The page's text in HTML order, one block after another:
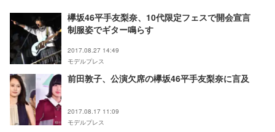
欅坂46平手友梨奈、10代限定フェスで開会宣言
制服姿でギター鳴らす
2017.08.27 14:49
モデルプレス
前田敦子、公演欠席の欅坂46平手友梨奈に言及
2017.08.17 11:09
モデルプレス